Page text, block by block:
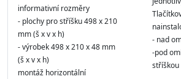
informativní rozměry
- plochy pro stříšku 498 x 210
mm (š x v x h)
- výrobek 498 x 210 x 48 mm
(š x v x h)
montáž horizontální
- nad
-pod
stříškou